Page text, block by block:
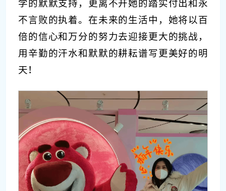
学的默默支持，更离不开她的踏实付出和永
不言败的执着。在未来的生活中，她将以百
倍的信心和万分的努力去迎接更大的挑战，
用辛勤的汗水和默默的耕耘谱写更美好的明
天！